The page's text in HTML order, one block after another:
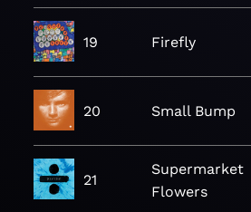
19 Firefly
20 Small Bump
21
Supermarket
Flowers